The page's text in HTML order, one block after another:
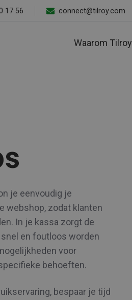
17 56 connect@tilroy.com
Waarom Tilroy
je eenvoudig je
webshop, zodat klanten
In je kassa zorgt de
en foutloos worden
voor
behoeften.
bespaar je tijd